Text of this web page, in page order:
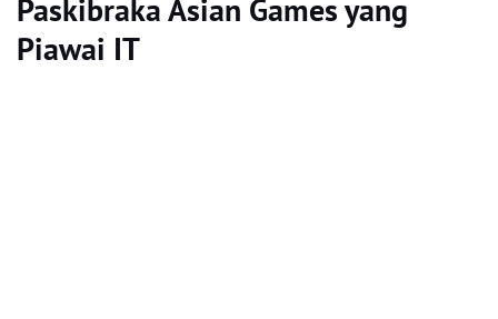
Paskibraka Asian Games yang
Piawai IT